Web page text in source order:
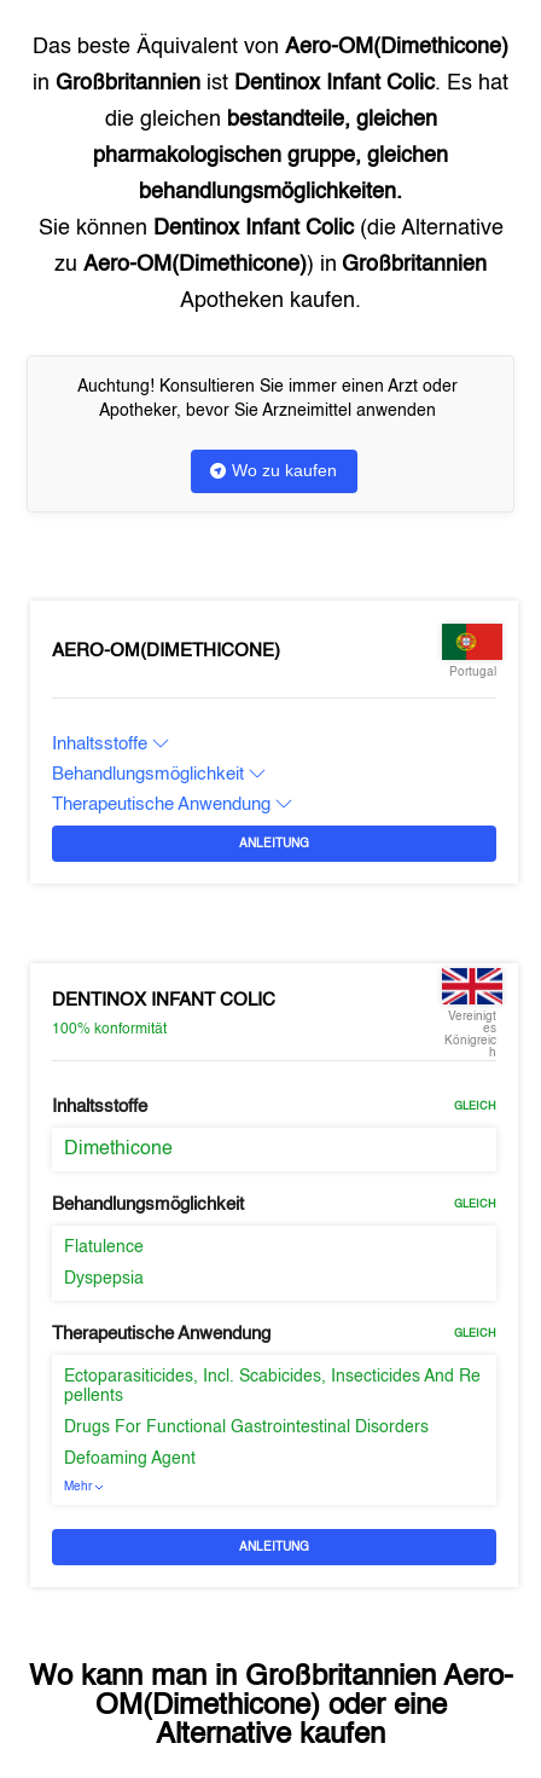
Das beste Äquivalent von Aero-OM(Dimethicone)
in Großbritannien ist Dentinox Infant Colic. Es hat
die gleichen bestandteile, gleichen
pharmakologischen gruppe, gleichen
behandlungsmöglichkeiten.
Sie können Dentinox Infant Colic(die Alternative
zu Aero-OM(Dimethicone)) in Großbritannien
Apotheken kaufen.
Auchtung! Konsultieren Sie immer einen Arzt oder
Apotheker, bevor Sie Arzneimittel anwenden
Wo zu kaufen
AERO-OM(DIMETHICONE)
Portugal
Inhaltsstoffe
Behandlungsmöglichkeit
Therapeutische Anwendung
ANLEITUNG
DENTINOX INFANT COLIC
100% konformität
Vereinigt
es
Königreic
h
Inhaltsstoffe GLEICH
Dimethicone
Behandlungsmöglichkeit GLEICH
Flatulence
Dyspepsia
Therapeutische Anwendung GLEICH
Ectoparasiticides, Incl. Scabicides, Insecticides And Re
pellents
Drugs For Functional Gastrointestinal Disorders
Defoaming Agent
Mehr
ANLEITUNG
Wo kann man in Großbritannien Aero-
OM(Dimethicone)oder eine
Alternative kaufen